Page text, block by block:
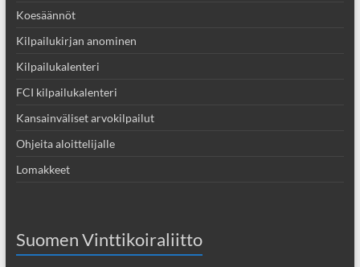
Koesäännöt
Kilpailukirjan anominen
Kilpailukalenteri
FCI kilpailukalenteri
Kansainväliset arvokilpailut
Ohjeita aloittelijalle
Lomakkeet
Suomen Vinttikoiraliitto